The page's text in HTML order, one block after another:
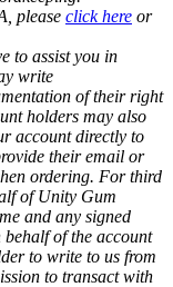
please click here or
to assist you in
write
of their right
holders may also
account directly to
their email or
ordering. For third
of Unity Gum
and any signed
of the account
to write to us from
to transact with